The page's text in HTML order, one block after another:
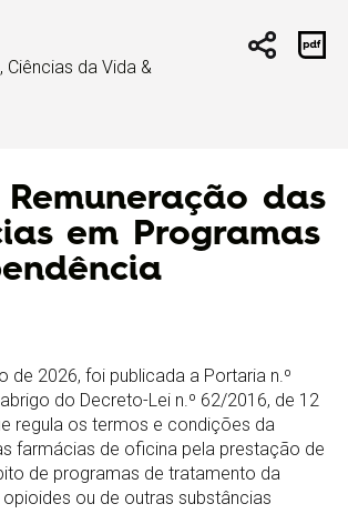
Ciências da Vida &
Remuneração das
em Programas
de 2026, foi publicada a Portaria n.º
do Decreto-Lei n.º 62/2016, de 12
regula os termos e condições da
farmácias de oficina pela prestação de
de programas de tratamento da
ou de outras substâncias